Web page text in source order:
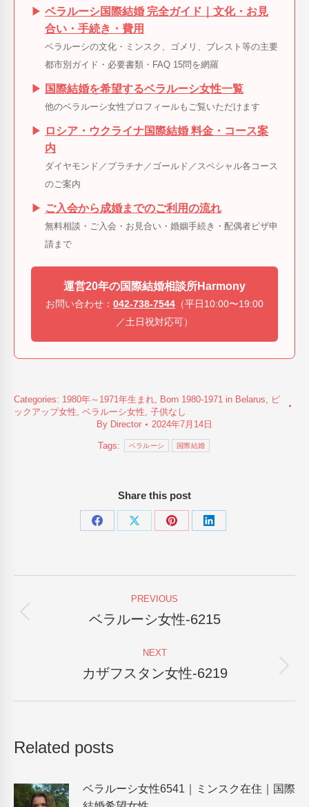
▶ ベラルーシ国際結婚 完全ガイド｜文化・お見
合い・手続き・費用
ベラルーシの文化・ミンスク、ゴメリ、ブレスト等の主要
都市別ガイド・必要書類・FAQ 15問を網羅
▶ 国際結婚を希望するベラルーシ女性一覧
他のベラルーシ女性プロフィールもご覧いただけます
▶ ロシア・ウクライナ国際結婚 料金・コース案
内
ダイヤモンド／プラチナ／ゴールド／スペシャル各コース
のご案内
▶ ご入会から成婚までのご利用の流れ
無料相談・ご入会・お見合い・婚姻手続き・配偶者ビザ申
請まで
運営20年の国際結婚相談所Harmony
お問い合わせ： 042-738-7544 （平日10:00〜19:00
／土日祝対応可）
Categories: 1980年～1971年生まれ, Born 1980-1971 in Belarus, ピ
ックアップ女性, ベラルーシ女性, 子供なし
By Director 2024年7月14日
Tags: ベラルーシ 国際結婚
Share this post
Share
Share
Share
Share
navigation
PREVIOUS
Previous
ベラルーシ女性-6215
NEXT
Next
カザフスタン女性-6219
Related posts
ベラルーシ女性6541｜ミンスク在住｜国際